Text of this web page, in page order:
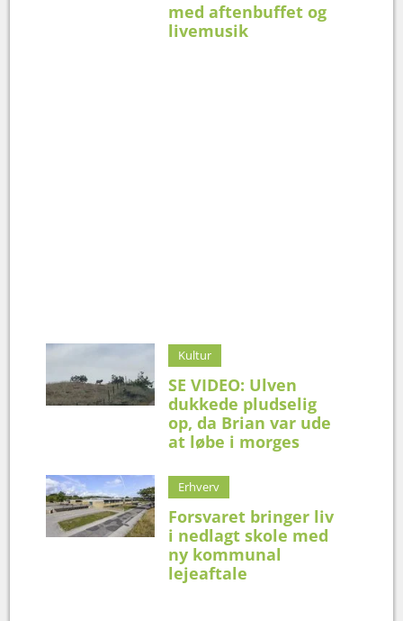
med aftenbuffet og
livemusik
Kultur
SE VIDEO: Ulven
dukkede pludselig
op, da Brian var ude
at løbe i morges
Erhverv
Forsvaret bringer liv
i nedlagt skole med
ny kommunal
lejeaftale